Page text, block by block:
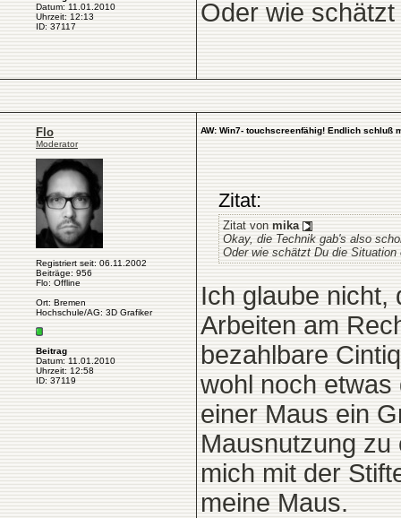
Datum: 11.01.2010
Uhrzeit: 12:13
ID: 37117
Oder wie
Flo
Moderator
Registriert seit: 06.11.2002
Beiträge: 956
Flo: Offline
Ort: Bremen
Hochschule/AG: 3D Grafiker
Beitrag
Datum: 11.01.2010
Uhrzeit: 12:58
ID: 37119
AW: Win7- touchscreenfähig! Endlich schluß
Zitat:
Zitat von mika
Okay, die Technik gab's also
Oder wie schätzt Du die Situation
Ich glaube nicht,
Arbeiten am
bezahlbare
wohl noch
einer Maus ein
Mausnutzung
mich mit der
meine Maus.